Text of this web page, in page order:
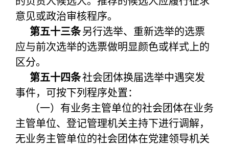
意见或政治审核程序。
第五十三条另行选举、重新选举的选票
应与前次选举的选票做明显颜色或样式上的
区分。
第五十四条社会团体换届选举中遇突发
事件，可按下列程序处置：
（一）有业务主管单位的社会团体在业务
主管单位、登记管理机关主持下进行调解，
无业务主管单位的社会团体在党建领导机关